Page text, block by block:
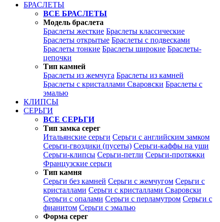
БРАСЛЕТЫ
ВСЕ БРАСЛЕТЫ
Модель браслета
Браслеты жесткие Браслеты классические
Браслеты открытые Браслеты с подвесками
Браслеты тонкие Браслеты широкие Браслеты-
цепочки
Тип камней
Браслеты из жемчуга Браслеты из камней
Браслеты с кристаллами Сваровски Браслеты с
эмалью
КЛИПСЫ
СЕРЬГИ
ВСЕ СЕРЬГИ
Тип замка серег
Итальянские серьги Серьги с английским замком
Серьги-гвоздики (пусеты) Серьги-каффы на уши
Серьги-клипсы Серьги-петли Серьги-протяжки
Французские серьги
Тип камня
Серьги без камней Серьги с жемчугом Серьги с
кристаллами Серьги с кристаллами Сваровски
Серьги с опалами Серьги с перламутром Серьги с
фианитом Серьги с эмалью
Форма серег